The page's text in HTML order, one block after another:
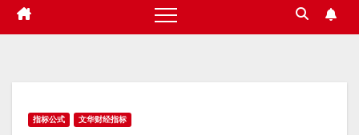
指标公式 文华财经指标